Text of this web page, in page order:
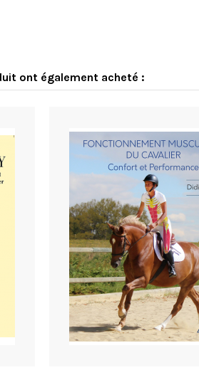
ont également acheté :